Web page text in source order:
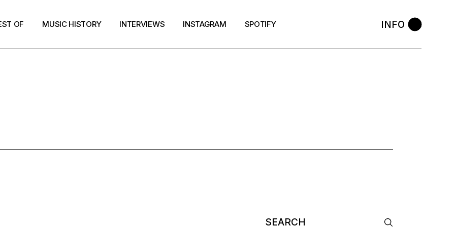
OF MUSIC HISTORY INTERVIEWS INSTAGRAM SPOTIFY INFO
Search